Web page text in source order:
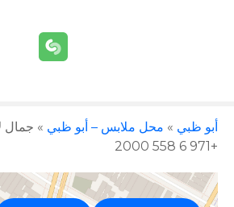
أبو ظبي » محل ملابس – أبو ظبي » جمال
+971 6 558 2000